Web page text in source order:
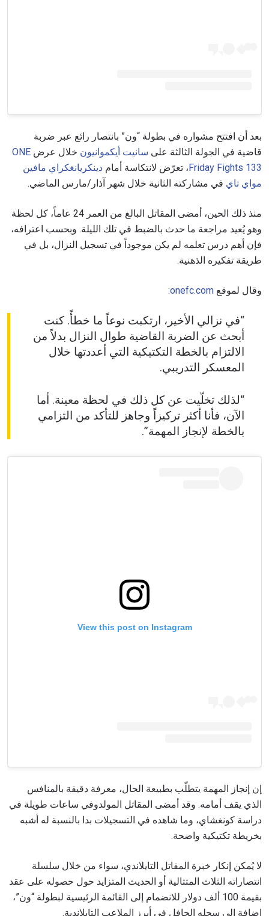
بعد أن افتتح مشواره في بطولة “ون” بانتصار رائع عبر ضربة
قاضية في الجولة الثالثة على سانيت أيكموانيون خلال عرض ONE
Friday Fights 133، تعرّض لانتكاسة أمام دينكريانغكراي مافين
مواي تاي في مشاركته الثانية خلال شهر آذار/مارس الماضي.
منذ ذلك الحين، أمضى المقاتل البالغ من العمر 24 عاماً، كل لحظة
وهو يُعيد مراجعة ما حدث بالضبط في تلك الليلة. وبحسب اعترافه،
فإن أهم درس تعلمه لم يكن موجوداً في تسجيل النزال، بل في
طريقة تفكيره الذهنية.
وقال لموقع onefc.com
:
“في نزالي الأخير، ارتكبت نوعاً ما خطأً. كنت
أبحث عن الضربة القاضية طوال النزال بدلاً من
الالتزام بالخطة التكتيكية التي أعددتها خلال
المعسكر التدريبي.
“لذلك تخلّيت عن كل ذلك في لحظة معينة. أما
الآن، فأنا أكثر تركيزاً وجاهز للتأكد من التزامي
بالخطة لإنجاز المهمة”.
View this post on Instagram
إن إنجاز المهمة يتطلّب بطبيعة الحال، معرفة دقيقة بالمنافس
الذي يقف أمامه. وقد أمضى المقاتل المولدوفي ساعات طويلة في
دراسة كونغشاي، وما شاهده في التسجيلات بدا بالنسبة له أشبه
بخريطة تكتيكية واضحة.
لا يُمكن إنكار خبرة المقاتل التايلاندي، سواء من خلال سلسلة
انتصاراته الثلاث المتتالية أو الحديث المتزايد حول حصوله على عقد
بقيمة 100 ألف دولار للانضمام إلى القائمة الرئيسية لبطولة “ون”،
إضافة إلى سجله الحافل في أبرز الملاعب التايلاندية.